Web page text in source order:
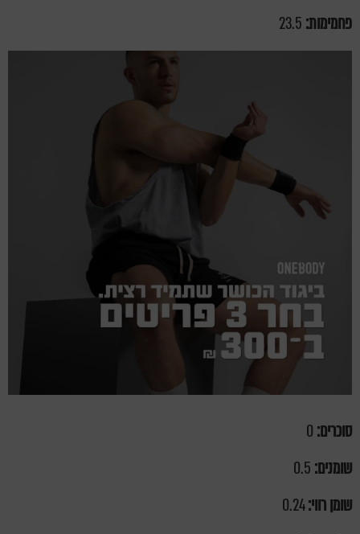
פחמימות:
סוכרים:
שומנים:
שומן רווי:0.24